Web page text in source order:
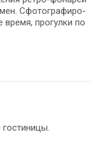
Сфо­то­гра­фи­ро­
про­гул­ки по